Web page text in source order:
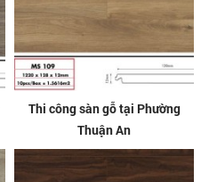
Thi công sàn gỗ tại Phường
Thuận An